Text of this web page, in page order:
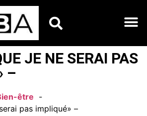
JE NE SERAI PAS
–
être
pas impliqué» –